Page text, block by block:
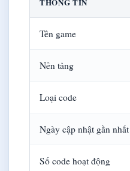
Tên game
Nền tảng
Loại code
Ngày cập nhật gần nhất
Số code hoạt động